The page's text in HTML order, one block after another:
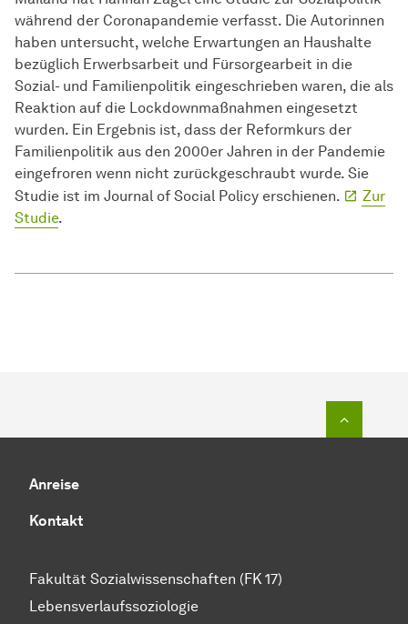
während der Coronapandemie verfasst. Die Autorinnen
haben untersucht, welche Erwartungen an Haushalte
bezüglich Erwerbsarbeit und Fürsorgearbeit in die
Sozial- und Familienpolitik eingeschrieben waren, die als
Reaktion auf die Lockdownmaßnahmen eingesetzt
wurden. Ein Ergebnis ist, dass der Reformkurs der
Familienpolitik aus den 2000er Jahren in der Pandemie
eingefroren wenn nicht zurückgeschraubt wurde. Sie
Studie ist im Journal of Social Policy erschienen.
Zur
Studie.
Anreise
Kontakt
Fakultät Sozialwissenschaften (FK 17)
Lebensverlaufssoziologie